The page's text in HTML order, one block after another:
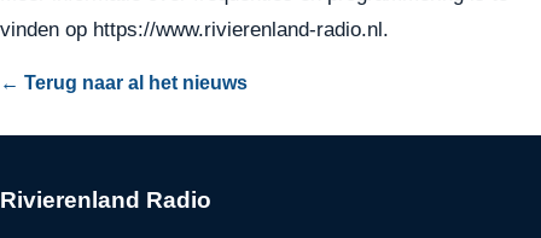
vinden op https://www.rivierenland-radio.nl.
← Terug naar al het nieuws
Rivierenland Radio